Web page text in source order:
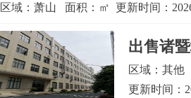
区域：萧山 面积：㎡ 更新时间：
出售诸
区域：其他
更新时间：